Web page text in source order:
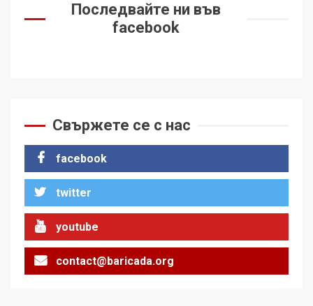
Последвайте ни във
facebook
Свържете се с нас
facebook
twitter
youtube
contact@baricada.org